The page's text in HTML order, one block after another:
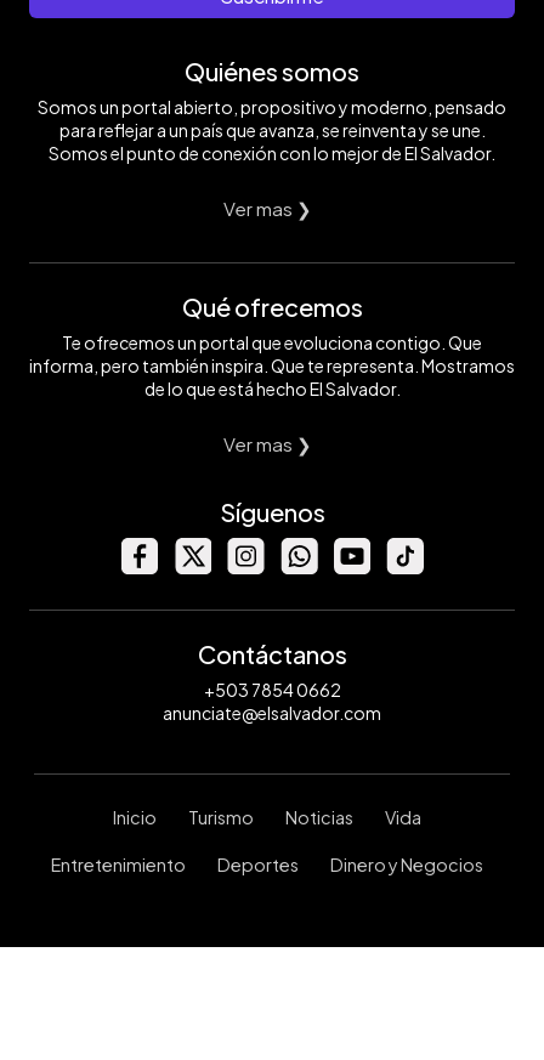
Quiénes somos
Somos un portal abierto, propositivo y moderno, pensado
para reflejar a un país que avanza, se reinventa y se une.
Somos el punto de conexión con lo mejor de El Salvador.
Ver mas ❯
Qué ofrecemos
Te ofrecemos un portal que evoluciona contigo. Que
informa, pero también inspira. Que te representa. Mostramos
de lo que está hecho El Salvador.
Ver mas ❯
Síguenos
Contáctanos
+503 7854 0662
anunciate@elsalvador.com
Inicio Turismo Noticias Vida
Entretenimiento Deportes Dinero y Negocios